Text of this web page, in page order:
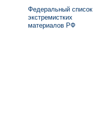
Федеральный список
экстремистких
материалов РФ